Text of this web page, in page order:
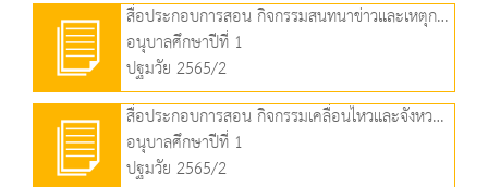
สื่อประกอบการสอน กิจกรรมสนทนาข่าวและเหตุการณ์ (509.53 KB)
อนุบาลศึกษาปีที่ 1
ปฐมวัย 2565/2
สื่อประกอบการสอน กิจกรรมเคลื่อนไหวและจังหวะ (1.32 MB)
อนุบาลศึกษาปีที่ 1
ปฐมวัย 2565/2